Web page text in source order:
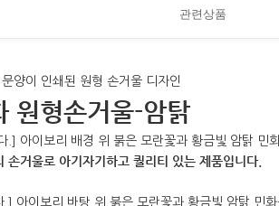
관련상품
원형손거울-암탉
손거울로 아기자기하고 퀄리티 있는 제품입니다.